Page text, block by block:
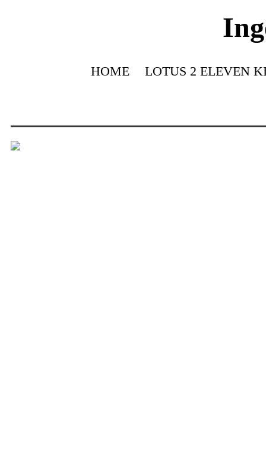
HOME LOTUS 2 ELEVEN